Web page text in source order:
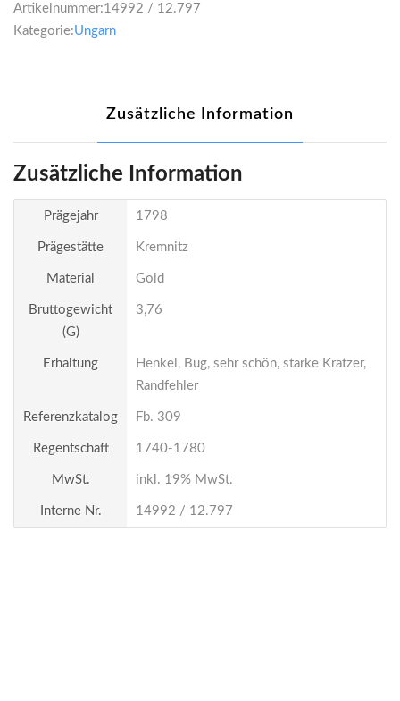
Dukat
1798
Artikelnummer:14992 / 12.797
Kategorie:Ungarn
Zusätzliche Information
Zusätzliche Information
Prägejahr 1798
Prägestätte Kremnitz
Material Gold
Bruttogewicht
(g)
3,76
Erhaltung
Henkel, Bug, sehr schön, starke Kratzer,
Randfehler
Referenzkatalog Fb. 309
Regentschaft 1740-1780
MwSt. inkl. 19% MwSt.
Interne Nr. 14992 / 12.797